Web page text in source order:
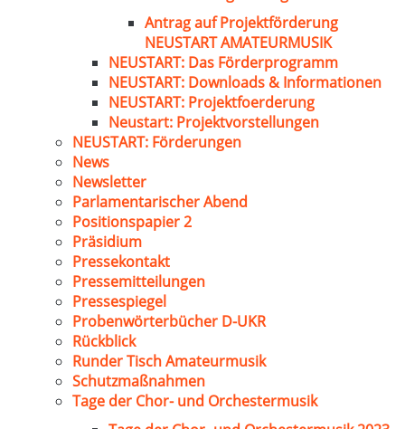
Antrag auf Projektförderung
NEUSTART AMATEURMUSIK
NEUSTART: Das Förderprogramm
NEUSTART: Downloads & Informationen
NEUSTART: Projektfoerderung
Neustart: Projektvorstellungen
NEUSTART: Förderungen
News
Newsletter
Parlamentarischer Abend
Positionspapier 2
Präsidium
Pressekontakt
Pressemitteilungen
Pressespiegel
Probenwörterbücher D-UKR
Rückblick
Runder Tisch Amateurmusik
Schutzmaßnahmen
Tage der Chor- und Orchestermusik